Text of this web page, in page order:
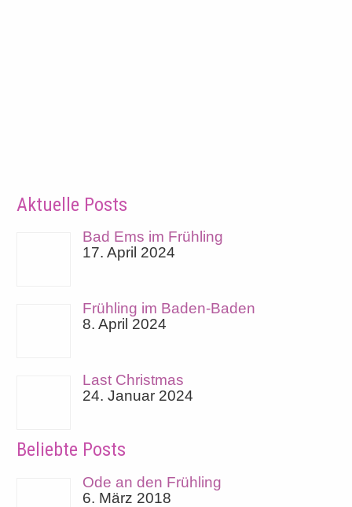
Aktuelle Posts
Bad Ems im Frühling
17. April 2024
Frühling im Baden-Baden
8. April 2024
Last Christmas
24. Januar 2024
Beliebte Posts
Ode an den Frühling
6. März 2018